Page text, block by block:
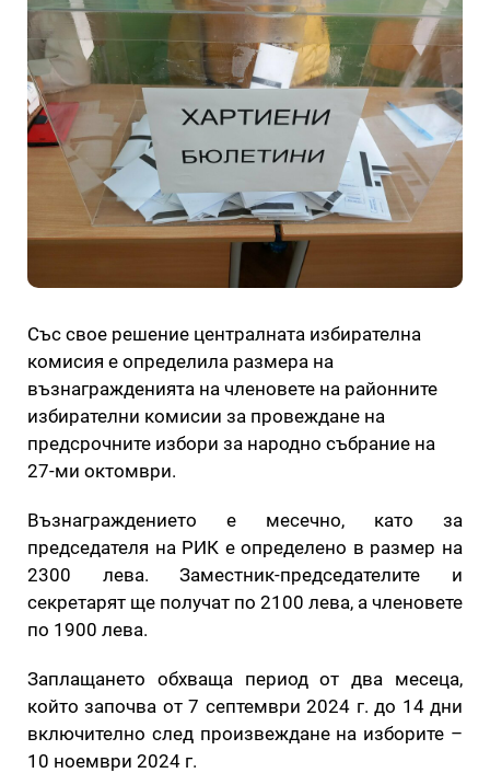
Със свое решение централната избирателна
комисия е определила размера на
възнагражденията на членовете на районните
избирателни комисии за провеждане на
предсрочните избори за народно събрание на
27-ми октомври.
Възнаграждението e месечно, като за
председателя на РИК е определено в размер на
2300 лева. Заместник-председателите и
секретарят ще получат по 2100 лева, а членовете
по 1900 лева.
Заплащането обхваща период от два месеца,
който започва от 7 септември 2024 г. до 14 дни
включително след произвеждане на изборите –
10 ноември 2024 г.